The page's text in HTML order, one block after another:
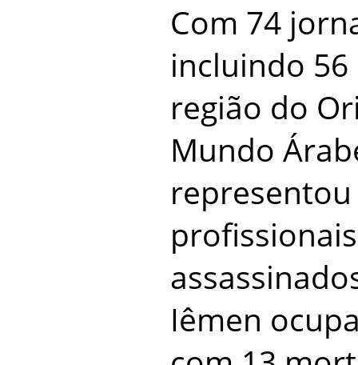
Com 74
incluindo 56
região do
Mundo
Iêmen